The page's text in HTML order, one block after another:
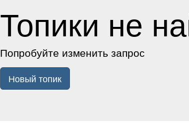
Топики не
Попробуйте изменить запрос
Новый топик